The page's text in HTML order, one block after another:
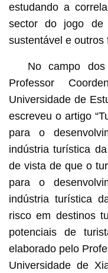
estudando a
sector do jogo de
sustentável e outros
No campo
Professor
Universidade de
escreveu o artigo
para o
indústria turística
de vista de que o
para o
indústria turística
risco em destinos
potenciais de
elaborado pelo
Universidade de